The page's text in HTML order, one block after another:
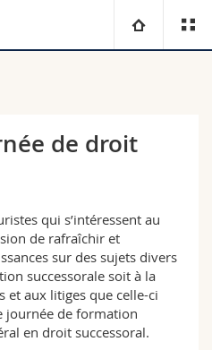
sociales et management
de droit
qui s’intéressent au
de rafraîchir et
sur des sujets divers
successorale soit à la
et aux litiges que celle-ci
journée de formation
en droit successoral.